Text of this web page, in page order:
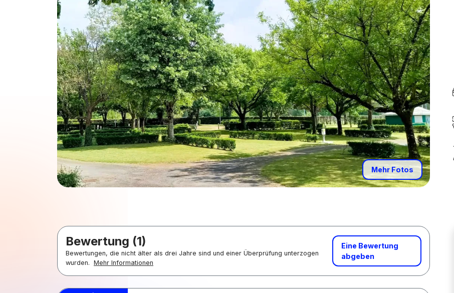
Mehr Fotos
Bewertung (1)
Bewertungen, die nicht älter als drei Jahre sind und einer Überprüfung unterzogen
wurden. Mehr Informationen
Eine Bewertung
abgeben